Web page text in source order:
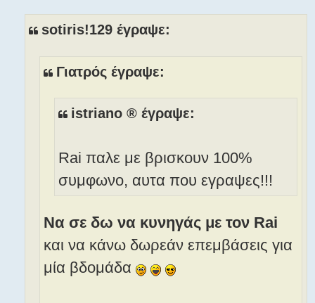
sotiris!129 έγραψε:
Γιατρός έγραψε:
istriano ® έγραψε:
Rai παλε με βρισκουν 100%
συμφωνο, αυτα που εγραψες!!!
Nα σε δω να κυνηγάς με τον Rai
και να κάνω δωρεάν επεμβάσεις για
μία βδομάδα